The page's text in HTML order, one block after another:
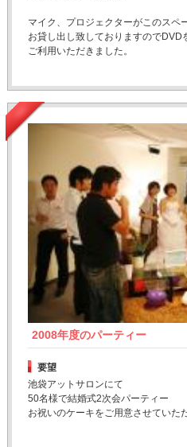
マイク、プロジェクターがこのスペ
お貸し出し致しておりますのでDVD
ご利用いただきました。
2008年度のパーティー
要望
池袋アットサロンにて
50名様で結婚式2次会パーティー
お祝いのケーキをご用意させていた